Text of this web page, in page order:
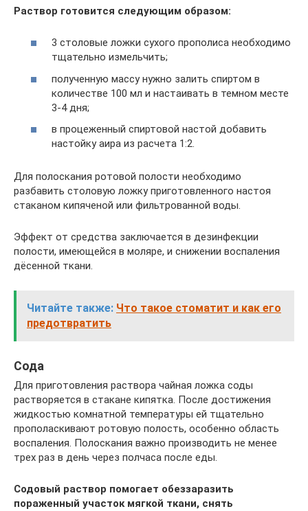
Раствор готовится следующим образом:
3 столовые ложки сухого прополиса необходимо
тщательно измельчить;
полученную массу нужно залить спиртом в
количестве 100 мл и настаивать в темном месте
3-4 дня;
в процеженный спиртовой настой добавить
настойку аира из расчета 1:2.
Для полоскания ротовой полости необходимо
разбавить столовую ложку приготовленного настоя
стаканом кипяченой или фильтрованной воды.
Эффект от средства заключается в дезинфекции
полости, имеющейся в моляре, и снижении воспаления
дёсенной ткани.
Читайте также: Что такое стоматит и как его
предотвратить
Сода
Для приготовления раствора чайная ложка соды
растворяется в стакане кипятка. После достижения
жидкостью комнатной температуры ей тщательно
прополаскивают ротовую полость, особенно область
воспаления. Полоскания важно производить не менее
трех раз в день через полчаса после еды.
Содовый раствор помогает обеззаразить
пораженный участок мягкой ткани, снять